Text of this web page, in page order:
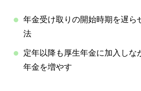
年金受け取りの開始時期を遅ら
法
定年以降も厚生年金に加入しな
年金を増やす